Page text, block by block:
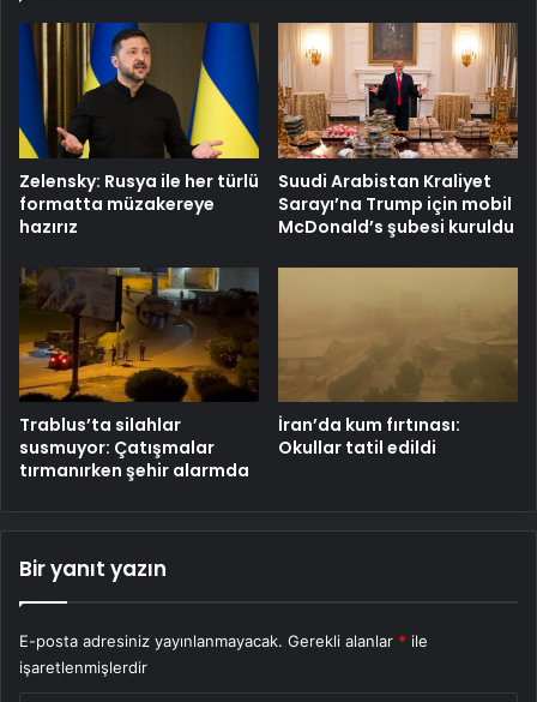
Zelensky: Rusya ile her türlü
formatta müzakereye
hazırız
Suudi Arabistan Kraliyet
Sarayı’na Trump için mobil
McDonald’s şubesi kuruldu
Trablus’ta silahlar
susmuyor: Çatışmalar
tırmanırken şehir alarmda
İran’da kum fırtınası:
Okullar tatil edildi
Bir yanıt yazın
E-posta adresiniz yayınlanmayacak. Gerekli alanlar * ile
işaretlenmişlerdir